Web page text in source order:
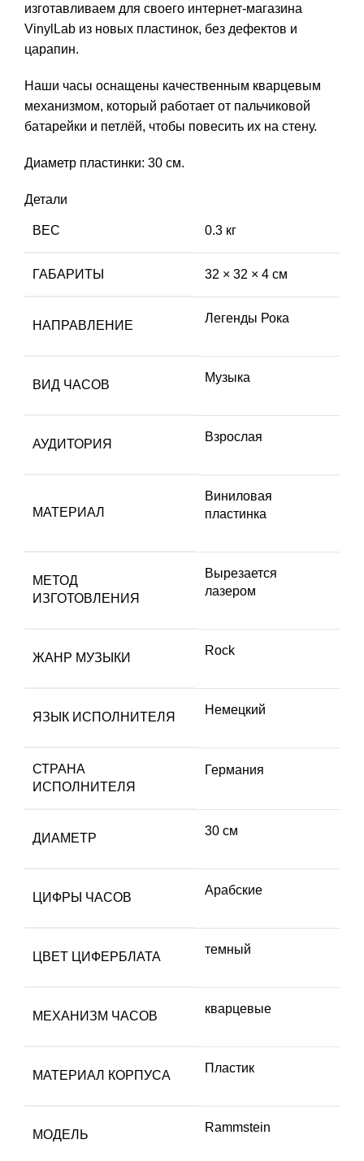
изготавливаем для своего интернет-магазина
VinylLab из новых пластинок, без дефектов и
царапин.
Наши часы оснащены качественным кварцевым
механизмом, который работает от пальчиковой
батарейки и петлёй, чтобы повесить их на стену.
Диаметр пластинки: 30 см.
Детали
ВЕС 0.3 кг
ГАБАРИТЫ 32 × 32 × 4 см
НАПРАВЛЕНИЕ
Легенды Рока
ВИД ЧАСОВ
Музыка
АУДИТОРИЯ
Взрослая
МАТЕРИАЛ
Виниловая
пластинка
МЕТОД
ИЗГОТОВЛЕНИЯ
Вырезается
лазером
ЖАНР МУЗЫКИ
Rock
ЯЗЫК ИСПОЛНИТЕЛЯ
Немецкий
СТРАНА
ИСПОЛНИТЕЛЯ
Германия
ДИАМЕТР
30 см
ЦИФРЫ ЧАСОВ
Арабские
ЦВЕТ ЦИФЕРБЛАТА
темный
МЕХАНИЗМ ЧАСОВ
кварцевые
МАТЕРИАЛ КОРПУСА
Пластик
МОДЕЛЬ
Rammstein